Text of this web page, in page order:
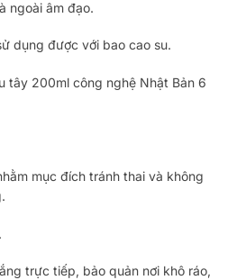
ngoài âm đạo.
dụng được với bao cao su.
mục đích tránh thai và không
trực tiếp, bảo quản nơi khô ráo,